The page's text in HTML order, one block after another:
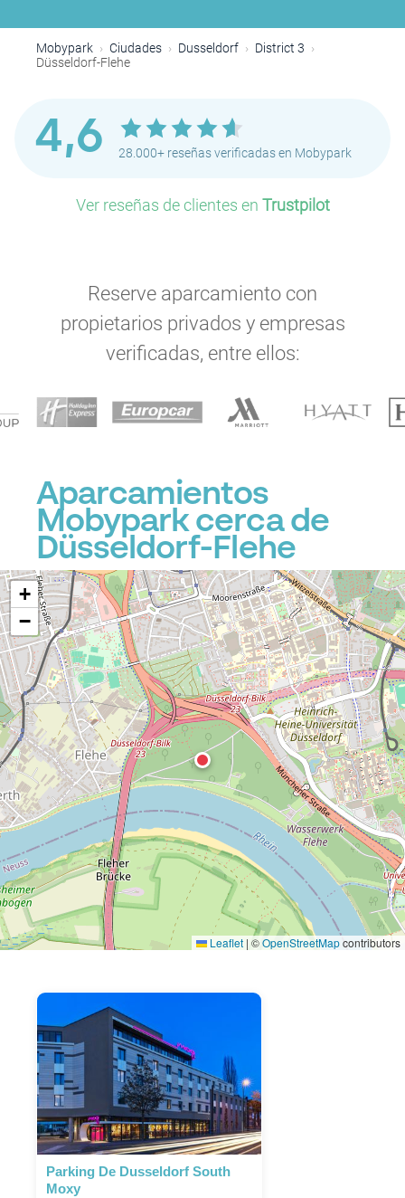
Mobypark Ciudades Dusseldorf
District 3
Düsseldorf-Flehe
4,6 28.000+ reseñas verificadas en Mobypark
Ver reseñas de clientes en Trustpilot
Reserve aparcamiento con
propietarios privados y empresas
verificadas, entre ellos:
Aparcamientos
Mobypark cerca de
Düsseldorf-Flehe
+
−
Leaflet | ©OpenStreetMapcontributors
Parking De Dusseldorf South
Moxy